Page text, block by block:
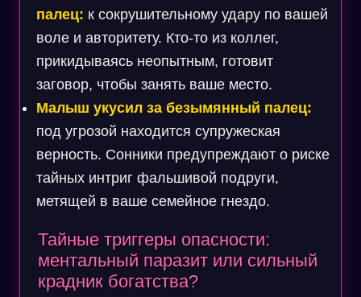
палец: к сокрушительному удару по вашей
воле и авторитету. Кто-то из коллег,
прикидываясь неопытным, готовит
заговор, чтобы занять ваше место.
Малыш укусил за безымянный палец:
под угрозой находится супружеская
верность. Сонники предупреждают о риске
тайных интриг фальшивой подруги,
метящей в ваше семейное гнездо.
Тайные триггеры опасности:
ментальный паразит или сильный
крадник богатства?